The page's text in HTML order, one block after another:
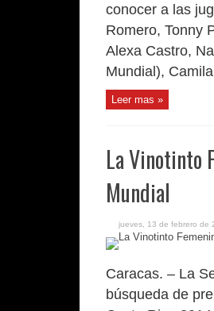
conocer a las
Romero, Tonny
Alexa Castro,
Mundial),
Leer mas »
La Vinotinto
Mundial
jueves, 13 de febrero de
Caracas. – La
búsqueda de